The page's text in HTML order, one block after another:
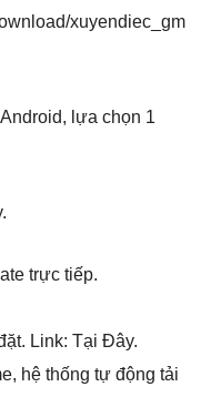
xuyendiec_gm
lựa chọn 1
trực tiếp.
Link: Tại Đây.
hệ thống tự động tải